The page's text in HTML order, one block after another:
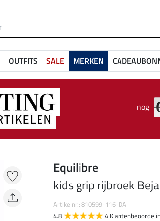
OUTFITS SALE MERKEN
nog
Equilibre
kids grip rijbroek Beja
Artikelnr.: 810599-116-DA
4.8
4